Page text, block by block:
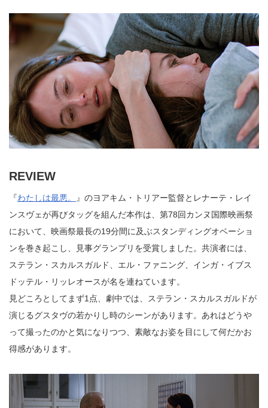
REVIEW
『わたしは最悪。
』のヨアキム・トリアー監督とレナーテ・レイ
ンスヴェが再びタッグを組んだ本作は、第78回カンヌ国際映画祭
において、映画祭最長の19分間に及ぶスタンディングオベーショ
ンを巻き起こし、見事グランプリを受賞しました。共演者には、
ステラン・スカルスガルド、エル・ファニング、インガ・イブス
ドッテル・リッレオースが名を連ねています。
見どころとしてまず1点、劇中では、ステラン・スカルスガルドが
演じるグスタヴの若かりし時のシーンがあります。あれはどうや
って撮ったのかと気になりつつ、素敵なお姿を目にして何だかお
得感があります。